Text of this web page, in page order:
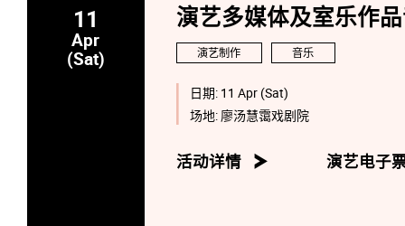
11
Apr
(Sat)
演艺多媒体及室乐作
演艺制作 音乐
日期: 11 Apr (Sat)
场地: 廖汤慧霭戏剧院
活动详情 演艺电子